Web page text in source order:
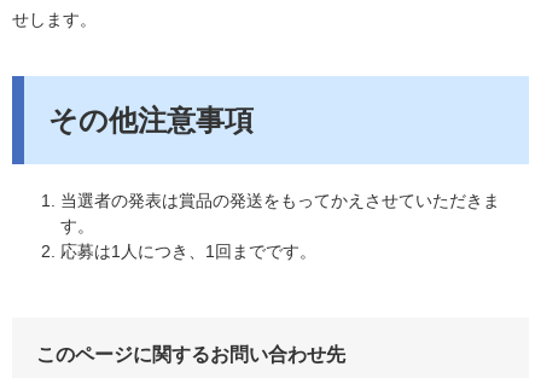
せします。
その他注意事項
当選者の発表は賞品の発送をもってかえさせていただきま
す。
応募は1人につき、1回までです。
このページに関するお問い合わせ先